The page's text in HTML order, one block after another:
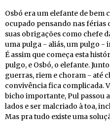
Osbó era um elefante de bem
ocupado pensando nas férias
suas obrigações como chefe
uma pulga - aliás, um pulgo -
É assim que começa esta
pulgo, e Osbó, o elefante.
guerras, riem e choram - até
convivência fica complicada.
bicho importante, Pul passou
lados e ser malcriado à toa,
Mas pra tudo existe uma